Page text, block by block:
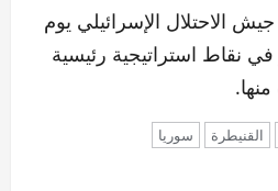
الاحتلال الإسرائيلي يوم
نقاط استراتيجية رئيسية
القنيطرة سوريا